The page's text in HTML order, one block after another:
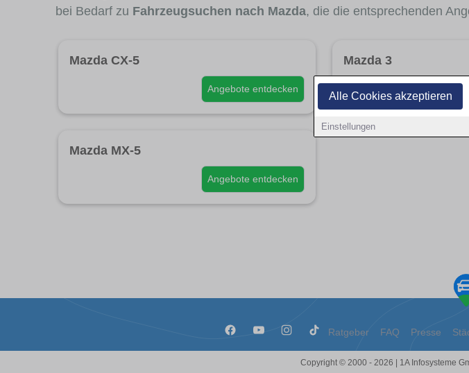
Alle Cookies akzeptieren
Einstellungen
bei Bedarf zu Fahrzeugsuchen nach Mazda, die die entsprechenden
Mazda CX-5
Angebote entdecken
Mazda 3
Mazda MX-5
Angebote entdecken
Ratgeber FAQ Presse
Copyright © 2000 - 2026 | 1A Infosysteme